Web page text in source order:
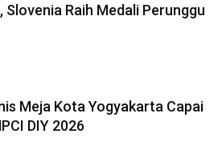
Slovenia Raih Medali Perunggu
Meja Kota Yogyakarta Capai
DIY 2026